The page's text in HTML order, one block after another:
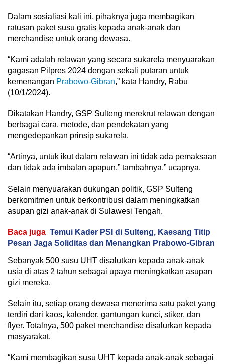
Dalam sosialiasi kali ini, pihaknya juga membagikan
ratusan paket susu gratis kepada anak-anak dan
merchandise untuk orang dewasa.
“Kami adalah relawan yang secara sukarela menyuarakan
gagasan Pilpres 2024 dengan sekali putaran untuk
kemenangan Prabowo-Gibran,” kata Handry, Rabu
(10/1/2024).
Dikatakan Handry, GSP Sulteng merekrut relawan dengan
berbagai cara, metode, dan pendekatan yang
mengedepankan prinsip sukarela.
“Artinya, untuk ikut dalam relawan ini tidak ada pemaksaan
dan tidak ada imbalan apapun,” tambahnya,” ucapnya.
Selain menyuarakan dukungan politik, GSP Sulteng
berkomitmen untuk berkontribusi dalam meningkatkan
asupan gizi anak-anak di Sulawesi Tengah.
Baca juga Temui Kader PSI di Sulteng, Kaesang Titip
Pesan Jaga Soliditas dan Menangkan Prabowo-Gibran
Sebanyak 500 susu UHT disalutkan kepada anak-anak
usia di atas 2 tahun sebagai upaya meningkatkan asupan
gizi mereka.
Selain itu, setiap orang dewasa menerima satu paket yang
terdiri dari kaos, kalender, gantungan kunci, stiker, dan
flyer. Totalnya, 500 paket merchandise disalurkan kepada
masyarakat.
“Kami membagikan susu UHT kepada anak-anak sebagai